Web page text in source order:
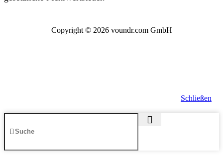
Copyright © 2026 voundr.com GmbH
Schließen